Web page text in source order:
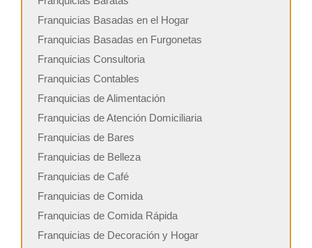
Franquicias Basadas en el Hogar
Franquicias Basadas en Furgonetas
Franquicias Consultoria
Franquicias Contables
Franquicias de Alimentación
Franquicias de Atención Domiciliaria
Franquicias de Bares
Franquicias de Belleza
Franquicias de Café
Franquicias de Comida
Franquicias de Comida Rápida
Franquicias de Decoración y Hogar